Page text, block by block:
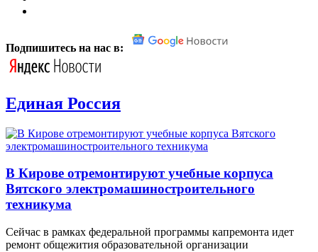
Подпишитесь на нас в:
Единая Россия
В Кирове отремонтируют учебные корпуса
Вятского электромашиностроительного
техникума
Сейчас в рамках федеральной программы капремонта идет
ремонт общежития образовательной организации